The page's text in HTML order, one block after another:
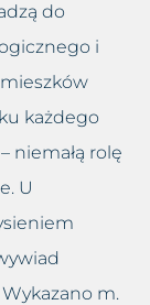
do
i
każdego
niemałą rolę
U
m.